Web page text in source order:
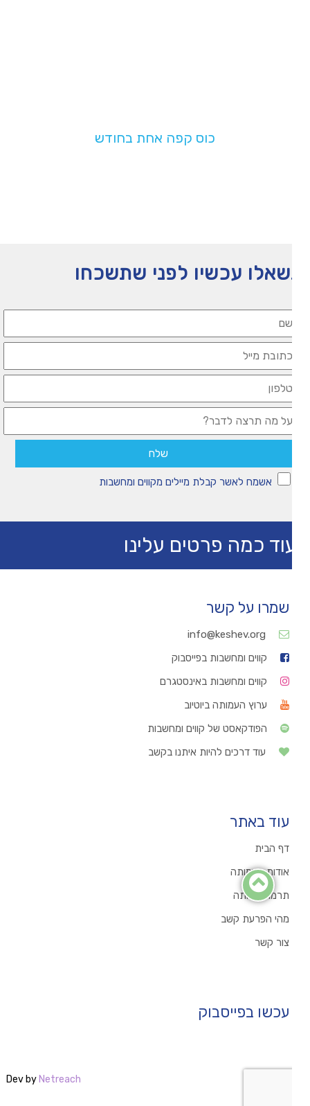
כוס קפה אחת בחודש
עכשיו לפני שתשכחו
אשמח לאשר קבלת מיילים מקווים ומחשבות
כמה פרטים עלינו
שמרו על קשר
info@keshev.org
קווים ומחשבות בפייסבוק
קווים ומחשבות באינסטגרם
ערוץ העמותה ביוטיוב
הפודקאסט של קווים ומחשבות
עוד דרכים להיות איתנו בקשב
עוד באתר
דף הבית
אודות העמותה
תרמו לעמותה
מהי הפרעת קשב
צור קשר
עכשו בפייסבוק
Dev byNetreach